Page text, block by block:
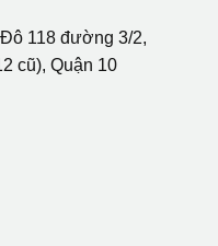
118 đường 3/2,
cũ), Quận 10